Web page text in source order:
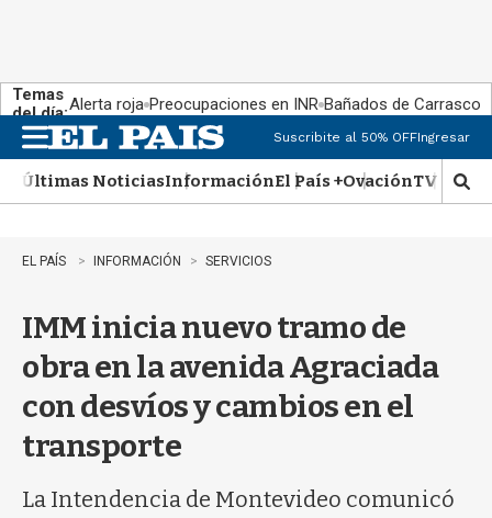
Temas
del día:Alerta roja Preocupaciones en INR Bañados de Carrasco
n
u
Suscribite al 50% OFFIngresar
Últimas NoticiasInformaciónEl País +OvaciónTV Show
M
o
EL PAÍS INFORMACIÓN SERVICIOS
IMM inicia nuevo tramo de
obra en la avenida Agraciada
con desvíos y cambios en el
transporte
La Intendencia de Montevideo comunicó